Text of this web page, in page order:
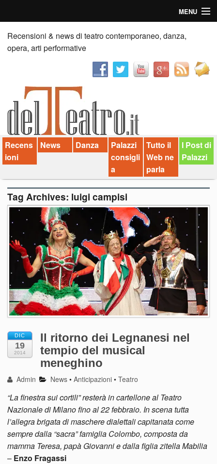
MENU
Home
Recensioni
News
Palazzi consiglia
Video
Chi siamo
Contatti
dT in English
Recensioni & news di teatro contemporaneo, danza,
opera, arti performative
Recens
ioni
News Danza
Palazzi
consigli
a
Tutto il
Web ne
parla
I Post di
Palazzi
Tag Archives: luigi campisi
DIC
19
2014
Il ritorno dei Legnanesi nel
tempio del musical
meneghino
Admin News •Anticipazioni •Teatro
“La finestra sui cortili” resterà in cartellone al Teatro
Nazionale di Milano fino al 22 febbraio. In scena tutta
l’allegra brigata di maschere dialettali capitanata come
sempre dalla “sacra” famiglia Colombo, composta da
mamma Teresa, papà Giovanni e dalla figlia zitella Mabilia
– Enzo Fragassi